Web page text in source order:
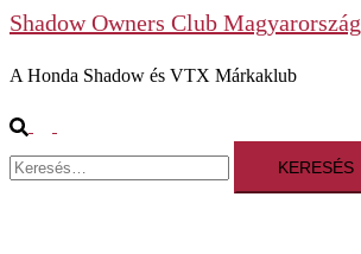
Shadow Owners Club Magyarország
A Honda Shadow és VTX Márkaklub
Search
menu
Keresés: